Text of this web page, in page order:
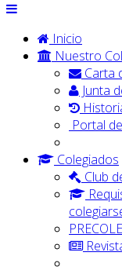
Inicio
Nuestro
Carta
Junta
Portal
Colegiados
Club